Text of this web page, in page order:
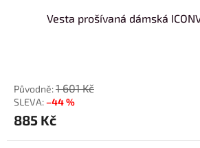
Vesta prošívaná dámská
1 601 Kč
–44 %
885 Kč